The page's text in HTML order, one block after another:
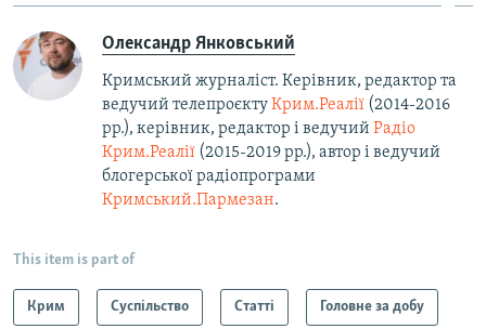
Олександр Янковський
Кримський журналіст. Керівник, редактор та
ведучий телепроєктуКрим.Реалії (2014-2016
рр.), керівник, редактор і ведучий Радіо
Крим.Реалії (2015-2019 рр.), автор і ведучий
блогерської радіопрограми
Кримський.Пармезан.​
This item is part of
Крим Суспільство Статті Головне за добу